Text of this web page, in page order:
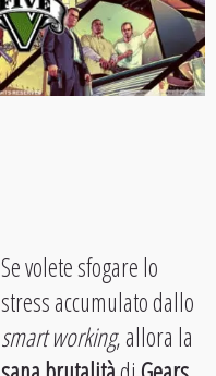
Se volete sfogare lo
stress accumulato dallo
smart working, allora la